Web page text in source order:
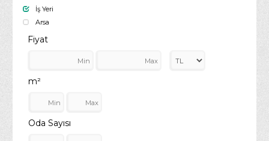
İş Yeri
Arsa
Fiyat
m²
Oda Sayısı